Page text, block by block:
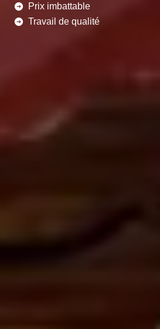
Prix imbattable
Travail de qualité